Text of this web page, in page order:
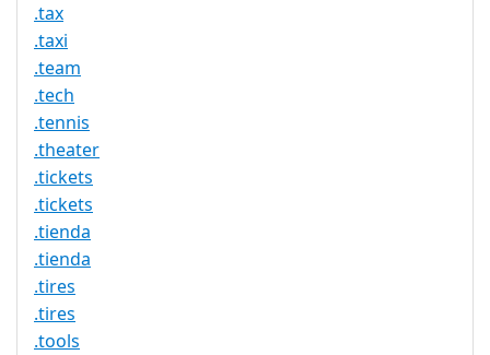
.tax
.taxi
.team
.tech
.tennis
.theater
.tickets
.tickets
.tienda
.tienda
.tires
.tires
.tools